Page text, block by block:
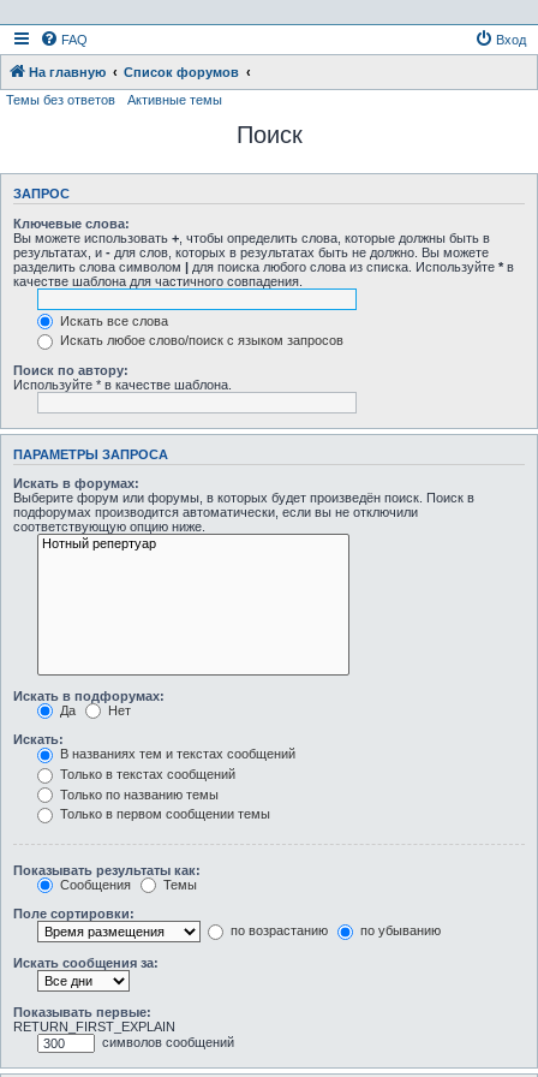
FAQ Вход
На главную
Список форумов
Темы без ответов
Активные темы
Поиск
ЗАПРОС
Ключевые слова:
Вы можете использовать + , чтобы определить слова, которые должны быть в
результатах, и - для слов, которых в результатах быть не должно. Вы можете
разделить слова символом | для поиска любого слова из списка. Используйте * в
качестве шаблона для частичного совпадения.
Искать все слова
Искать любое слово/поиск с языком запросов
Поиск по автору:
Используйте * в качестве шаблона.
ПАРАМЕТРЫ ЗАПРОСА
Искать в форумах:
Выберите форум или форумы, в которых будет произведён поиск. Поиск в
подфорумах производится автоматически, если вы не отключили
соответствующую опцию ниже.
Искать в подфорумах:
Да
Нет
Искать:
В названиях тем и текстах сообщений
Только в текстах сообщений
Только по названию темы
Только в первом сообщении темы
Показывать результаты как:
Сообщения
Темы
Поле сортировки:
по возрастанию
по убыванию
Искать сообщения за:
Показывать первые:
RETURN_FIRST_EXPLAIN
символов сообщений